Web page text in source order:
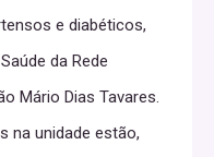
e diabéticos,
da Rede
Mário Dias Tavares.
na unidade estão,